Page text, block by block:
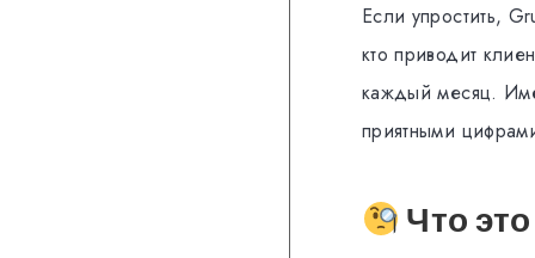
Если упростить,
кто приводит
каждый месяц.
приятными
Что